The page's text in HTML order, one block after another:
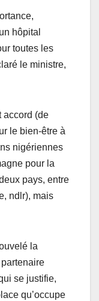
hôpital
toutes les
le ministre,
accord (de
le bien-être à
nigériennes
pour la
pays, entre
ndlr), mais
la
se justifie,
qu’occupe